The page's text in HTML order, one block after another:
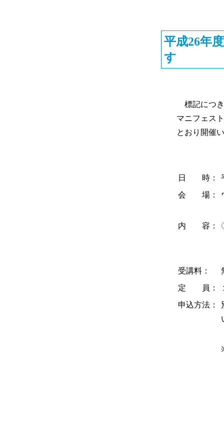
平成26年
す
標記につき
マニフェス
とおり開催
日 時：
会 場：
内 容：
受講料：
定 員：
申込方法：